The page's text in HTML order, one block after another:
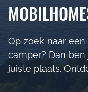
Op zoek naar
camper? Dan ben
juiste plaats.